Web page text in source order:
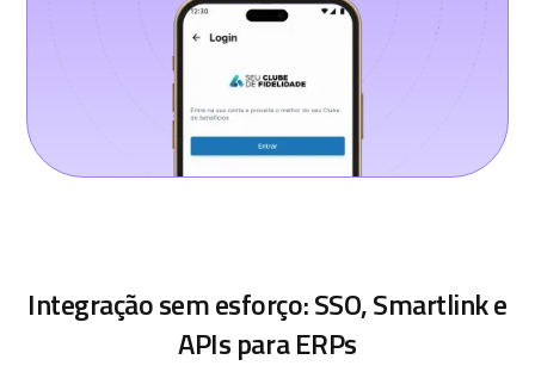
Integração sem esforço: SSO, Smartlink e
APIs para ERPs